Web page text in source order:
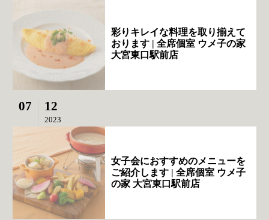
彩りキレイな料理を取り揃えて
おります | 全席個室 ウメ子の家
大宮東口駅前店
07 12
2023
女子会におすすめのメニューを
ご紹介します | 全席個室 ウメ子
の家 大宮東口駅前店